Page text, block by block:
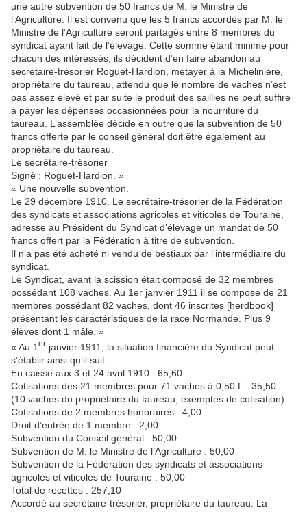
une autre subvention de 50 francs de M. le Ministre de
l’Agriculture. Il est convenu que les 5 francs accordés par M. le
Ministre de l’Agriculture seront partagés entre 8 membres du
syndicat ayant fait de l’élevage. Cette somme étant minime pour
chacun des intéressés, ils décident d’en faire abandon au
secrétaire-trésorier Roguet-Hardion, métayer à la Michelinière,
propriétaire du taureau, attendu que le nombre de vaches n’est
pas assez élevé et par suite le produit des saillies ne peut suffire
à payer les dépenses occasionnées pour la nourriture du
taureau. L’assemblée décide en outre que la subvention de 50
francs offerte par le conseil général doit être également au
propriétaire du taureau.
Le secrétaire-trésorier
Signé : Roguet-Hardion. »
« Une nouvelle subvention.
Le 29 décembre 1910. Le secrétaire-trésorier de la Fédération
des syndicats et associations agricoles et viticoles de Touraine,
adresse au Président du Syndicat d’élevage un mandat de 50
francs offert par la Fédération à titre de subvention.
Il n’a pas été acheté ni vendu de bestiaux par l’intermédiaire du
syndicat.
Le Syndicat, avant la scission était composé de 32 membres
possédant 108 vaches. Au 1er janvier 1911 il se compose de 21
membres possédant 82 vaches, dont 46 inscrites [herdbook]
présentant les caractéristiques de la race Normande. Plus 9
élèves dont 1 mâle. »
« Au 1 er janvier 1911, la situation financière du Syndicat peut
s’établir ainsi qu’il suit :
En caisse aux 3 et 24 avril 1910 : 65,60
Cotisations des 21 membres pour 71 vaches à 0,50 f. : 35,50
(10 vaches du propriétaire du taureau, exemptes de cotisation)
Cotisations de 2 membres honoraires : 4,00
Droit d’entrée de 1 membre : 2,00
Subvention du Conseil général : 50,00
Subvention de M. le Ministre de l’Agriculture : 50,00
Subvention de la Fédération des syndicats et associations
agricoles et viticoles de Touraine : 50,00
Total de recettes : 257,10
Accordé au secrétaire-trésorier, propriétaire du taureau. La